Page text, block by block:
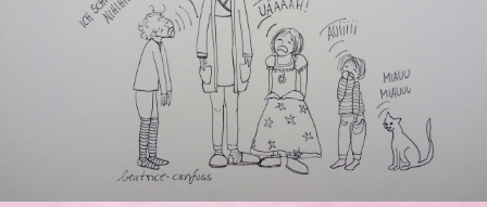
krank…
und
der
Trotz
hält
uns
in